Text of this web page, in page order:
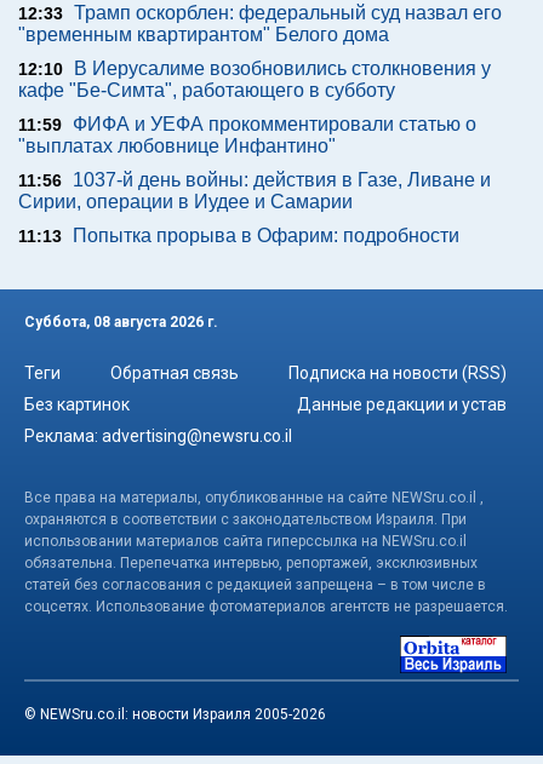
12:33 Трамп оскорблен: федеральный суд назвал его
"временным квартирантом" Белого дома
12:10
В Иерусалиме возобновились столкновения у
кафе "Бе-Симта", работающего в субботу
11:59
ФИФА и УЕФА прокомментировали статью о
"выплатах любовнице Инфантино"
11:56
1037-й день войны: действия в Газе, Ливане и
Сирии, операции в Иудее и Самарии
11:13 Попытка прорыва в Офарим: подробности
Суббота, 08 августа 2026 г.
Теги Обратная связь
Подписка на новости (RSS)
Без картинок
Данные редакции и устав
Реклама: advertising@newsru.co.il
Все права на материалы, опубликованные на сайте NEWSru.co.il ,
охраняются в соответствии с законодательством Израиля. При
использовании материалов сайта гиперссылка на NEWSru.co.il
обязательна. Перепечатка интервью, репортажей, эксклюзивных
статей без согласования с редакцией запрещена – в том числе в
соцсетях. Использование фотоматериалов агентств не разрешается.
© NEWSru.co.il: новости Израиля 2005-2026